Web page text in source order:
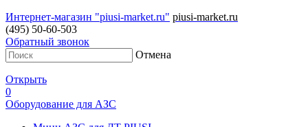
Интернет-магазин "piusi-market.ru" piusi-market.ru
(495) 50-60-503
Обратный звонок
Отмена
Открыть
0
Оборудование для АЗС